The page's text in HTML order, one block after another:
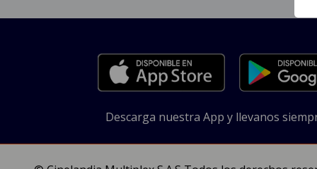
Descarga nuestra App y llevanos